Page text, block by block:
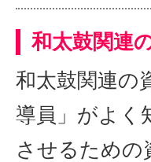
和太鼓関連
和太鼓関連の
導員」がよく
させるための